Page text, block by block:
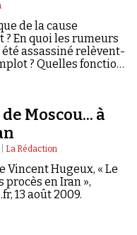
de la cause
En quoi les rumeurs
assassiné relèvent-
? Quelles fonctions
Moscou... à
La Rédaction
Vincent Hugeux, « Le
procès en Iran »,
13 août 2009.